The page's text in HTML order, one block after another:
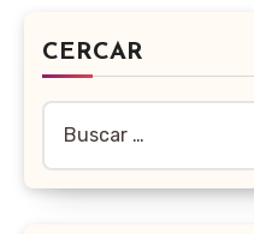
CERCAR